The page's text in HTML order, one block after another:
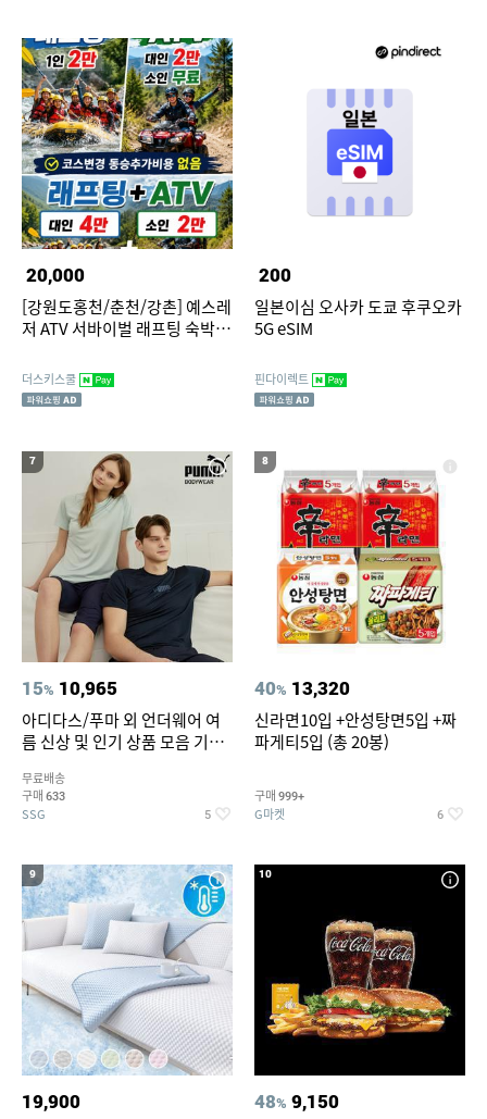
20,000
[강원도홍천/춘천/강촌] 예스레
저 ATV 서바이벌 래프팅 숙박
더스키스쿨
200
일본이심 오사카 도쿄 후쿠오카
5G eSIM
핀다이렉트
7
15% 10,965
아디다스/푸마 외 언더웨어 여
름 신상 및 인기 상품 모음 기획
무료배송
구매 633
SSG 5
8
40% 13,320
신라면10입 +안성탕면5입 +짜
파게티5입 (총 20봉)
구매 999+
G마켓 6
9
19,900
10
48% 9,150